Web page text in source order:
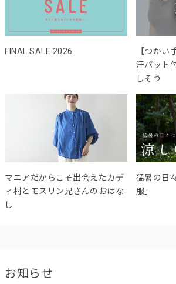
FINAL SALE 2026
【つかい
汗パット
しそう
マニアだからこそ出会えたカデ
ィ村とモスリン兄さんのおはな
し
猛暑の日
服」
お知らせ